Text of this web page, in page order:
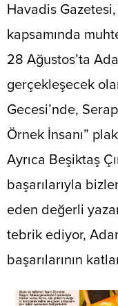
Havadis
kapsamında
28 Ağustos’ta
gerçekleşecek
Gecesi’nde, Serap
Örnek İnsanı”
​Ayrıca Beşiktaş
başarılarıyla
eden değerli
tebrik ediyor,
başarılarının